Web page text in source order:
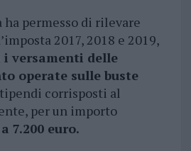
permesso di rilevare
2017, 2018 e 2019,
i versamenti delle
operate sulle buste
corrisposti al
per un importo
7.200 euro.